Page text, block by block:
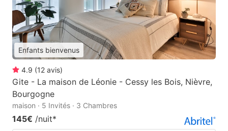
Enfants bienvenus
4.9 (12 avis)
Gite - La maison de Léonie - Cessy les Bois, Nièvre,
Bourgogne
maison · 5 Invités · 3 Chambres
145€ /nuit*